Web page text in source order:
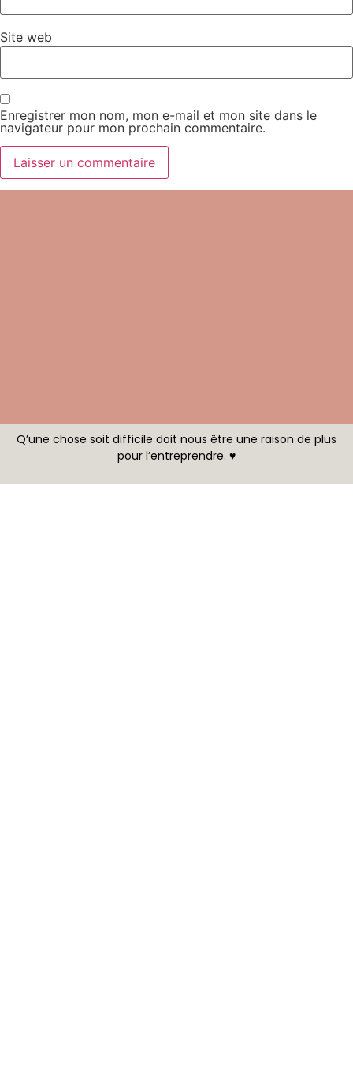
Site web
Enregistrer mon nom, mon e-mail et mon site dans le
navigateur pour mon prochain commentaire.
Q’une chose soit difficile doit nous être une raison de plus
pour l’entreprendre. ♥